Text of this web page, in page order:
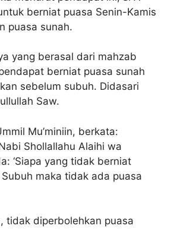
berniat puasa Senin-Kamis
puasa sunah.
yang berasal dari mahzab
berniat puasa sunah
sebelum subuh. Didasari
Saw.
Mu’miniin, berkata:
Shollallahu Alaihi wa
‘Siapa yang tidak berniat
maka tidak ada puasa
tidak diperbolehkan puasa